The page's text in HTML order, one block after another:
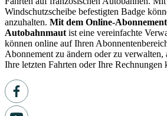
Windschutzscheibe befestigten Badge
anzuhalten. Mit dem Online-
Autobahnmaut ist eine vereinfachte
können online auf Ihren
Abonnement zu ändern oder zu verwalten,
Ihre letzten Fahrten oder Ihre Rechnungen